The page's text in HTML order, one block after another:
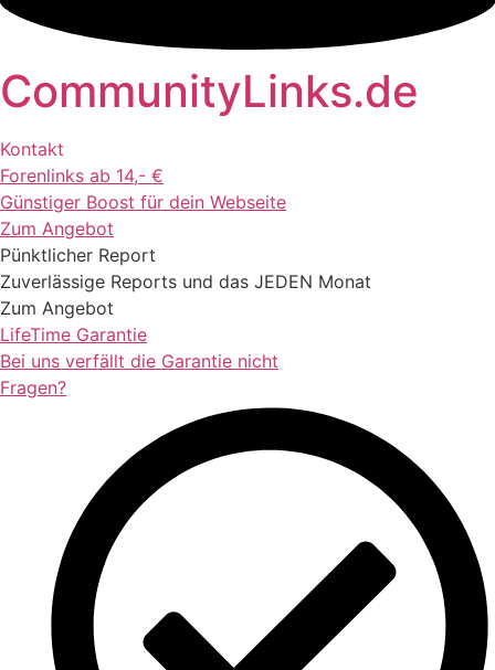
Zum
CommunityLinks.de
Kontakt
Forenlinks ab 14,- €
Günstiger Boost für dein Webseite
Zum Angebot
Pünktlicher Report
Zuverlässige Reports und das JEDEN Monat
Zum Angebot
LifeTime Garantie
Bei uns verfällt die Garantie nicht
Fragen?